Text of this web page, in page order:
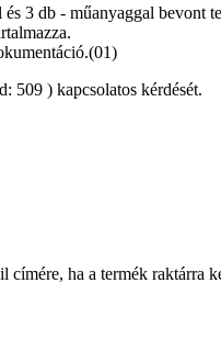
3 db - műanyaggal bevont
509 ) kapcsolatos kérdését.
címére, ha a termék raktárra